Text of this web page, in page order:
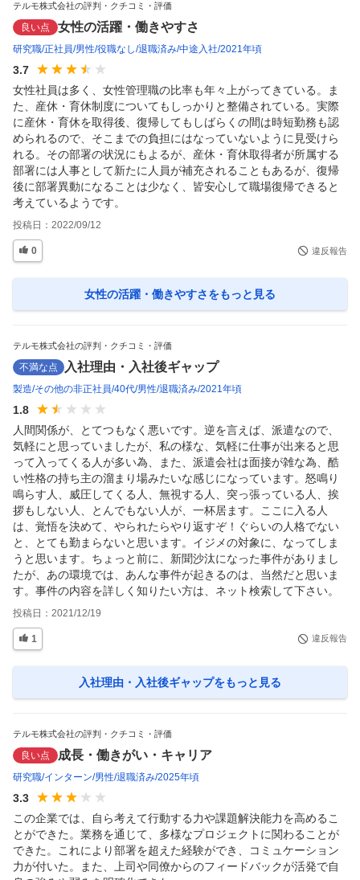
テルモ株式会社の評判・クチコミ・評価
良い点 女性の活躍・働きやすさ
研究職 正社員 男性 役職なし 退職済み 中途入社 2021年頃
3.7
女性社員は多く、女性管理職の比率も年々上がってきている。ま
た、産休・育休制度についてもしっかりと整備されている。実際
に産休・育休を取得後、復帰してもしばらくの間は時短勤務も認
められるので、そこまでの負担にはなっていないように見受けら
れる。その部署の状況にもよるが、産休・育休取得者が所属する
部署には人事として新たに人員が補充されることもあるが、復帰
後に部署異動になることは少なく、皆安心して職場復帰できると
考えているようです。
投稿日： 2022/09/12
0 違反報告
女性の活躍・働きやすさをもっと見る
テルモ株式会社の評判・クチコミ・評価
不満な点 入社理由・入社後ギャップ
製造 その他の非正社員 40代 男性 退職済み 2021年頃
1.8
人間関係が、とてつもなく悪いです。逆を言えば、派遣なので、
気軽にと思っていましたが、私の様な、気軽に仕事が出来ると思
って入ってくる人が多い為、また、派遣会社は面接が雑な為、酷
い性格の持ち主の溜まり場みたいな感じになっています。怒鳴り
鳴らす人、威圧してくる人、無視する人、突っ張っている人、挨
拶もしない人、とんでもない人が、一杯居ます。ここに入る人
は、覚悟を決めて、やられたらやり返すぞ！ぐらいの人格でない
と、とても勤まらないと思います。イジメの対象に、なってしま
うと思います。ちょっと前に、新聞沙汰になった事件がありまし
たが、あの環境では、あんな事件が起きるのは、当然だと思いま
す。事件の内容を詳しく知りたい方は、ネット検索して下さい。
投稿日： 2021/12/19
1 違反報告
入社理由・入社後ギャップをもっと見る
テルモ株式会社の評判・クチコミ・評価
良い点 成長・働きがい・キャリア
研究職 インターン 男性 退職済み 2025年頃
3.3
この企業では、自ら考えて行動する力や課題解決能力を高めるこ
とができた。業務を通じて、多様なプロジェクトに関わることが
できた。これにより部署を超えた経験ができ、コミュケーション
力が付いた。また、上司や同僚からのフィードバックが活発で自